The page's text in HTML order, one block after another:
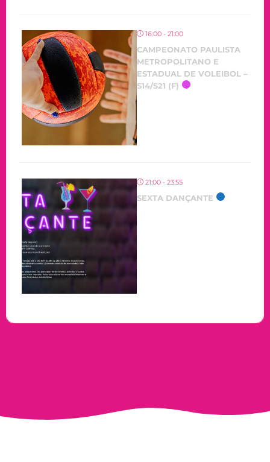
16:00 - 21:00
CAMPEONATO PAULISTA
METROPOLITANO E
ESTADUAL DE VOLEIBOL –
S14/S21 (F)
21:00 - 23:55
SEXTA DANÇANTE